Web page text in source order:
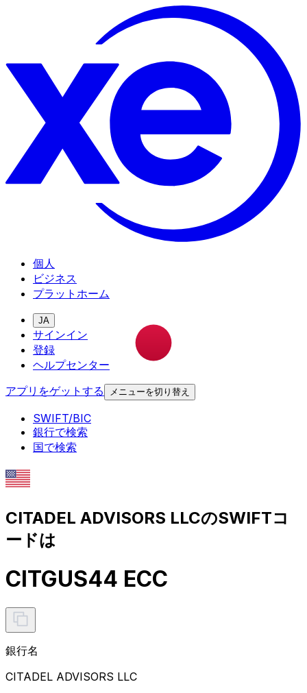
個人
ビジネス
プラットホーム
JA
サインイン
登録
ヘルプセンター
アプリをゲットする
メニューを切り替え
SWIFT/BIC
銀行で検索
国で検索
CITADEL ADVISORS LLCのSWIFTコ
ードは
CITGUS44 ECC
銀行名
CITADEL ADVISORS LLC